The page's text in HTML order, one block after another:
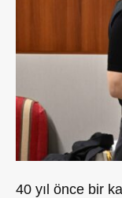
40 yıl önce bir